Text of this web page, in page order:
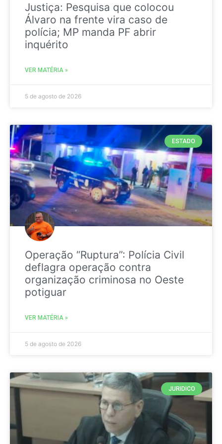
Justiça: Pesquisa que colocou
Álvaro na frente vira caso de
polícia; MP manda PF abrir
inquérito
VER MATÉRIA »
5 de agosto de 2026
ESTADO
Operação “Ruptura”: Polícia Civil
deflagra operação contra
organização criminosa no Oeste
potiguar
VER MATÉRIA »
5 de agosto de 2026
JURIDICO